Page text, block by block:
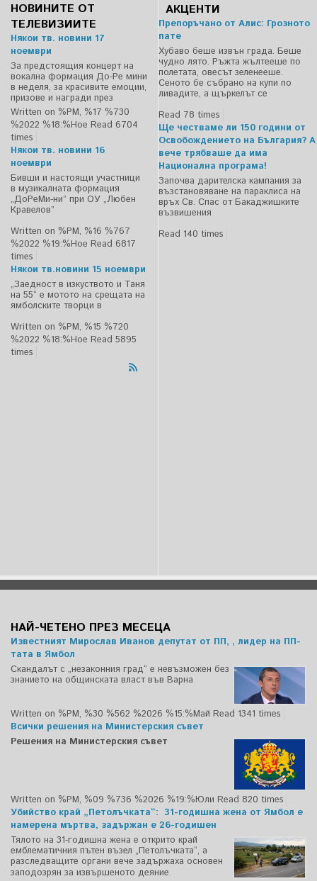
НОВИНИТЕ ОТ
ТЕЛЕВИЗИИТЕ
Някои тв. новини 17
ноември
За предстоящия концерт на
вокална формация До-Ре мини
в неделя, за красивите емоции,
призове и награди през
Written on %PM, %17 %730
%2022 %18:%Ное Read 6704
times
Някои тв. новини 16
ноември
Бивши и настоящи участници
в музикалната формация
„ДоРеМи-ни” при ОУ „Любен
Кравелов”
Written on %PM, %16 %767
%2022 %19:%Ное Read 6817
times
Някои тв.новини 15 ноември
„Заедност в изкуството и Таня
на 55“ е мотото на срещата на
ямболските творци в
Written on %PM, %15 %720
%2022 %18:%Ное Read 5895
times
АКЦЕНТИ
Препоръчано от Алис: Грозното
пате
Хубаво беше извън града. Беше
чудно лято. Ръжта жълтееше по
полетата, овесът зеленееше.
Сеното бе събрано на купи по
ливадите, а щъркелът се
Read 78 times
Ще честваме ли 150 години от
Освобождението на България? А
вече трябваше да има
Национална програма!
Започва дарителска кампания за
възстановяване на параклиса на
връх Св. Спас от Бакаджишките
възвишения
Read 140 times
НАЙ-ЧЕТЕНО ПРЕЗ МЕСЕЦА
Известният Мирослав Иванов депутат от ПП, , лидер на ПП-
тата в Ямбол
Скандалът с „незаконния град“ е невъзможен без
знанието на общинската власт във Варна
Written on %PM, %30 %562 %2026 %15:%Май Read 1341 times
Всички решения на Министерския съвет
Решения на Министерския съвет
Written on %PM, %09 %736 %2026 %19:%Юли Read 820 times
Убийство край „Петолъчката“: 31-годишна жена от Ямбол е
намерена мъртва, задържан е 26-годишен
Тялото на 31-годишна жена е открито край
емблематичния пътен възел „Петолъчката“, а
разследващите органи вече задържаха основен
заподозрян за извършеното деяние.